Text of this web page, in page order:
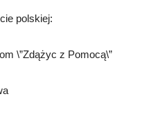
polskiej:
\”Zdążyc z Pomocą\”